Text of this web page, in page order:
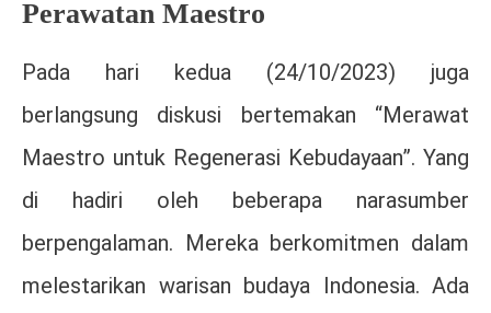
Perawatan Maestro
Pada hari kedua (24/10/2023) juga
berlangsung diskusi bertemakan “Merawat
Maestro untuk Regenerasi Kebudayaan”. Yang
di hadiri oleh beberapa narasumber
berpengalaman. Mereka berkomitmen dalam
melestarikan warisan budaya Indonesia. Ada